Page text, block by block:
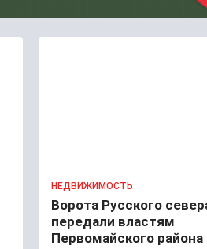
НЕДВИЖИМОСТЬ
Ворота Русского
передали властям
Первомайского района